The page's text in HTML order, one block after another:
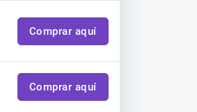
Comprar aquí
Comprar aquí